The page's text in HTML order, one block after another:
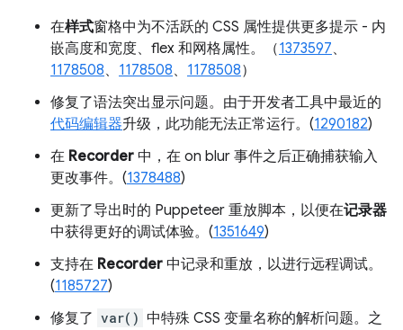
在样式窗格中为不活跃的 CSS 属性提供更多提示 - 内
嵌高度和宽度、flex 和网格属性。（1373597、
1178508、 1178508、 1178508）
修复了语法突出显示问题。由于开发者工具中最近的
代码编辑器升级，此功能无法正常运行。(1290182)
在 Recorder 中，在 on blur 事件之后正确捕获输入
更改事件。(1378488)
更新了导出时的 Puppeteer 重放脚本，以便在记录器
中获得更好的调试体验。(1351649)
支持在 Recorder 中记录和重放，以进行远程调试。
(1185727)
修复了 var() 中特殊 CSS 变量名称的解析问题。之